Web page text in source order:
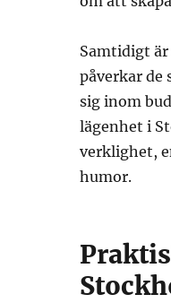
Samtidigt
påverkar de
sig inom
lägenhet i
verklighet,
humor.